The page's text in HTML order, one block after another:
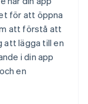
för att öppna
att förstå att
att lägga till en
i din app
en